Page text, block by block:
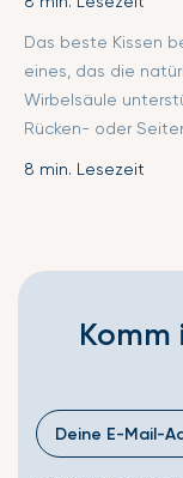
Das beste Kissen
eines, das die
Wirbelsäule
Rücken- oder
8 min. Lesezeit